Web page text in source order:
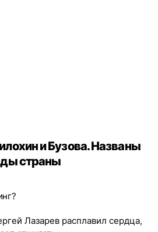
и Бузова. Названы
страны